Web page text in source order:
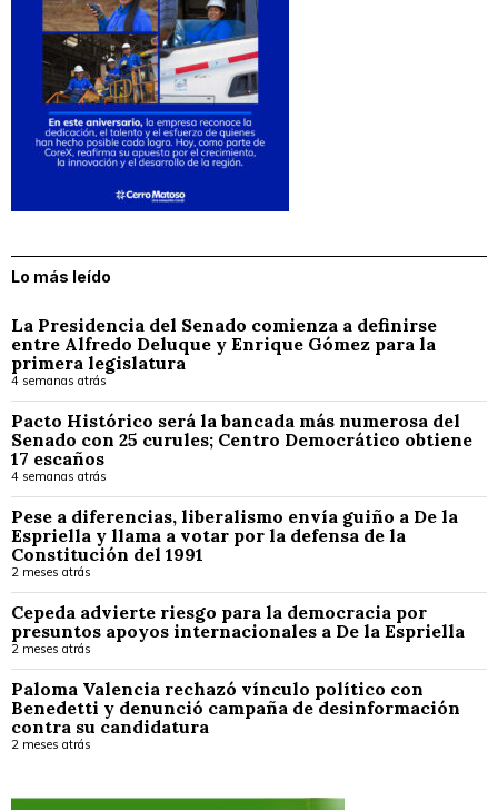
Lo más leído
La Presidencia del Senado comienza a definirse
entre Alfredo Deluque y Enrique Gómez para la
primera legislatura
4 semanas atrás
Pacto Histórico será la bancada más numerosa del
Senado con 25 curules; Centro Democrático obtiene
17 escaños
4 semanas atrás
Pese a diferencias, liberalismo envía guiño a De la
Espriella y llama a votar por la defensa de la
Constitución del 1991
2 meses atrás
Cepeda advierte riesgo para la democracia por
presuntos apoyos internacionales a De la Espriella
2 meses atrás
Paloma Valencia rechazó vínculo político con
Benedetti y denunció campaña de desinformación
contra su candidatura
2 meses atrás